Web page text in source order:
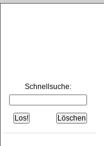
Schnellsuche: